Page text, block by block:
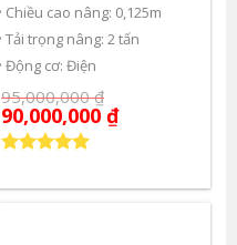
Chiều cao nâng: 0,125m
Tải trọng nâng: 2 tấn
Động cơ: Điện
95,000,000₫
90,000,000 ₫
hạng5.00